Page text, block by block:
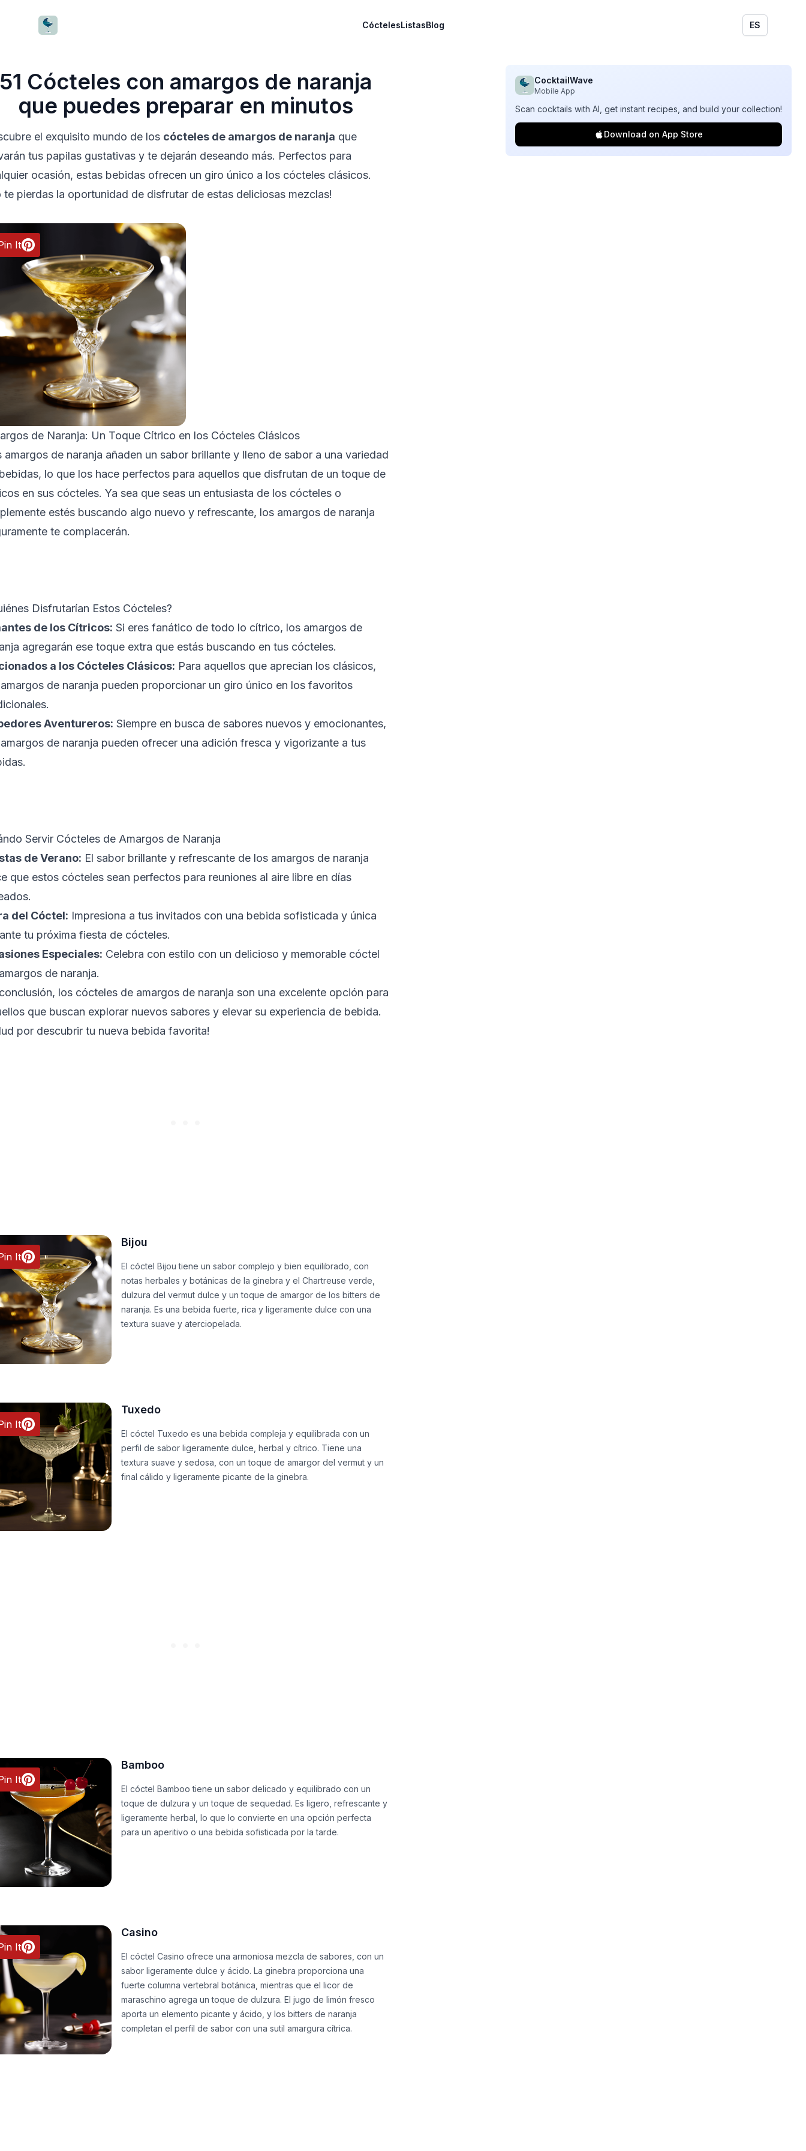
CocktailWave CóctelesListasBlog ES
51 Cócteles con amargos de naranja
que puedes preparar en minutos
el exquisito mundo de los cócteles de amargos de naranja que
tus papilas gustativas y te dejarán deseando más. Perfectos para
ocasión, estas bebidas ofrecen un giro único a los cócteles clásicos.
te pierdas la oportunidad de disfrutar de estas deliciosas mezclas!
It
de Naranja: Un Toque Cítrico en los Cócteles Clásicos
amargos de naranja añaden un sabor brillante y lleno de sabor a una variedad
lo que los hace perfectos para aquellos que disfrutan de un toque de
en sus cócteles. Ya sea que seas un entusiasta de los cócteles o
estés buscando algo nuevo y refrescante, los amargos de naranja
te complacerán.
Disfrutarían Estos Cócteles?
de los Cítricos: Si eres fanático de todo lo cítrico, los amargos de
agregarán ese toque extra que estás buscando en tus cócteles.
a los Cócteles Clásicos: Para aquellos que aprecian los clásicos,
de naranja pueden proporcionar un giro único en los favoritos
Aventureros: Siempre en busca de sabores nuevos y emocionantes,
de naranja pueden ofrecer una adición fresca y vigorizante a tus
Servir Cócteles de Amargos de Naranja
de Verano: El sabor brillante y refrescante de los amargos de naranja
que estos cócteles sean perfectos para reuniones al aire libre en días
del Cóctel: Impresiona a tus invitados con una bebida sofisticada y única
tu próxima fiesta de cócteles.
Especiales: Celebra con estilo con un delicioso y memorable cóctel
de naranja.
los cócteles de amargos de naranja son una excelente opción para
que buscan explorar nuevos sabores y elevar su experiencia de bebida.
por descubrir tu nueva bebida favorita!
It
Bijou
El cóctel Bijou tiene un sabor complejo y bien equilibrado, con
notas herbales y botánicas de la ginebra y el Chartreuse verde,
dulzura del vermut dulce y un toque de amargor de los bitters de
naranja. Es una bebida fuerte, rica y ligeramente dulce con una
textura suave y aterciopelada.
It
Tuxedo
El cóctel Tuxedo es una bebida compleja y equilibrada con un
perfil de sabor ligeramente dulce, herbal y cítrico. Tiene una
textura suave y sedosa, con un toque de amargor del vermut y un
final cálido y ligeramente picante de la ginebra.
It
Bamboo
El cóctel Bamboo tiene un sabor delicado y equilibrado con un
toque de dulzura y un toque de sequedad. Es ligero, refrescante y
ligeramente herbal, lo que lo convierte en una opción perfecta
para un aperitivo o una bebida sofisticada por la tarde.
It
Casino
El cóctel Casino ofrece una armoniosa mezcla de sabores, con un
sabor ligeramente dulce y ácido. La ginebra proporciona una
fuerte columna vertebral botánica, mientras que el licor de
maraschino agrega un toque de dulzura. El jugo de limón fresco
aporta un elemento picante y ácido, y los bitters de naranja
completan el perfil de sabor con una sutil amargura cítrica.
CocktailWave
Mobile App
Scan cocktails with AI, get instant recipes, and build your collection!
Download on App Store